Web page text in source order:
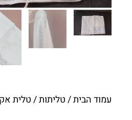
עמוד הבית/טליתות/ טלית